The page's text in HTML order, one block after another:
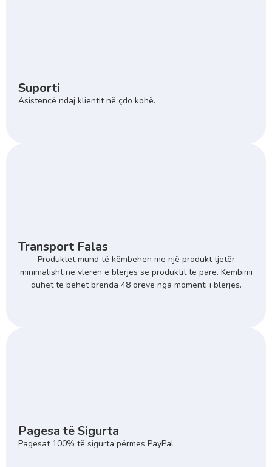
Suporti
Asistencë ndaj klientit në çdo kohë.
Transport Falas
Produktet mund të këmbehen me një produkt tjetër
minimalisht në vlerën e blerjes së produktit të parë. Kembimi
duhet te behet brenda 48 oreve nga momenti i blerjes.
Pagesa të Sigurta
Pagesat 100% të sigurta përmes PayPal